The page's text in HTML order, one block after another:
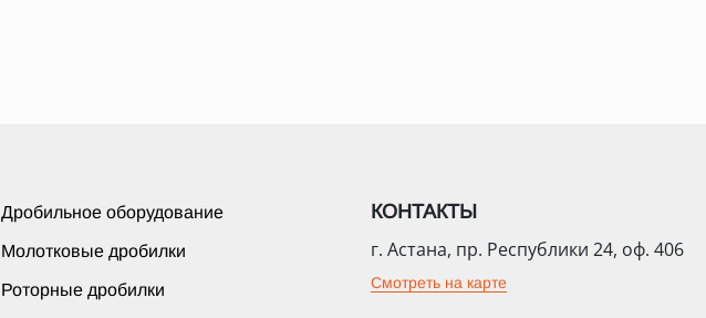
Дробильное оборудование
Молотковые дробилки
Роторные дробилки
КОНТАКТЫ
г. Астана, пр. Республики 24, оф. 406
Смотреть на карте